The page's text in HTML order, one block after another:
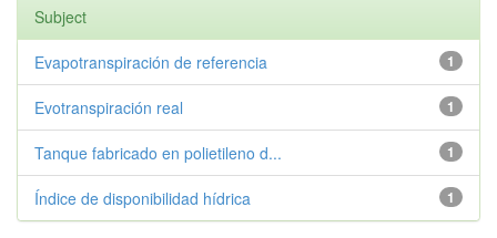
Subject
1
Evapotranspiración de referencia
1
Evotranspiración real
1
Tanque fabricado en polietileno d...
1
Índice de disponibilidad hídrica